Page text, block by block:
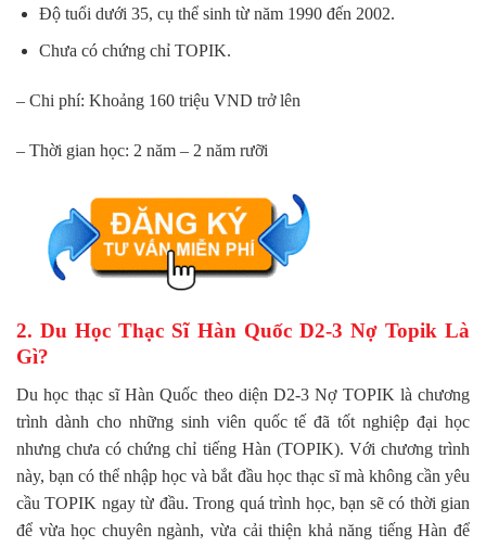
Độ tuổi dưới 35, cụ thể sinh từ năm 1990 đến 2002.
Chưa có chứng chỉ TOPIK.
– Chi phí: Khoảng 160 triệu VND trở lên
– Thời gian học: 2 năm – 2 năm rưỡi
2. Du Học Thạc Sĩ Hàn Quốc D2-3 Nợ Topik Là
Gì?
Du học thạc sĩ Hàn Quốc theo diện D2-3 Nợ TOPIK là chương
trình dành cho những sinh viên quốc tế đã tốt nghiệp đại học
nhưng chưa có chứng chỉ tiếng Hàn (TOPIK). Với chương trình
này, bạn có thể nhập học và bắt đầu học thạc sĩ mà không cần yêu
cầu TOPIK ngay từ đầu. Trong quá trình học, bạn sẽ có thời gian
để vừa học chuyên ngành, vừa cải thiện khả năng tiếng Hàn để